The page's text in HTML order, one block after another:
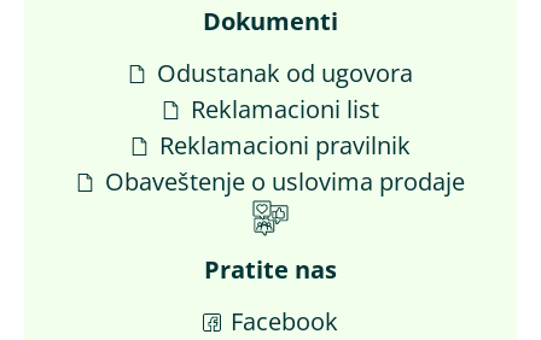
Dokumenti
Odustanak od ugovora
Reklamacioni list
Reklamacioni pravilnik
Obaveštenje o uslovima prodaje
Pratite nas
Facebook